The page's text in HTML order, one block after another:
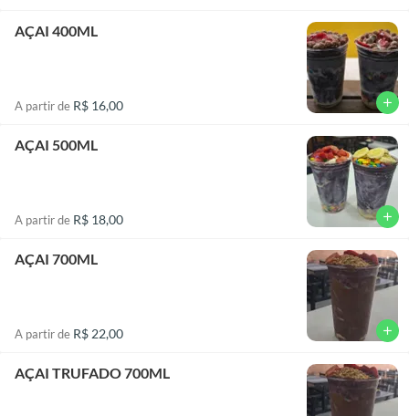
AÇAI 400ML
A partir de R$ 16,00 add
AÇAI 500ML
A partir de R$ 18,00 add
AÇAI 700ML
A partir de R$ 22,00 add
AÇAI TRUFADO 700ML